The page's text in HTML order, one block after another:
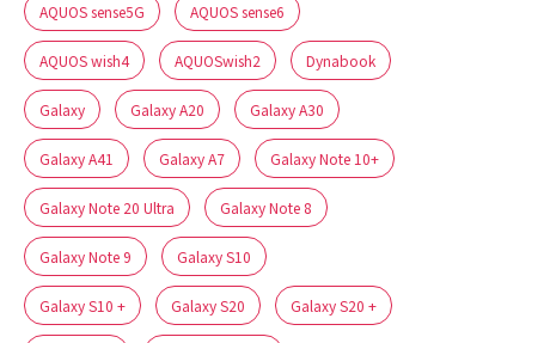
AQUOS sense5G AQUOS sense6
AQUOS wish4 AQUOSwish2 Dynabook
Galaxy Galaxy A20 Galaxy A30
Galaxy A41 Galaxy A7 Galaxy Note 10+
Galaxy Note 20 Ultra Galaxy Note 8
Galaxy Note 9 Galaxy S10
Galaxy S10 + Galaxy S20 Galaxy S20 +